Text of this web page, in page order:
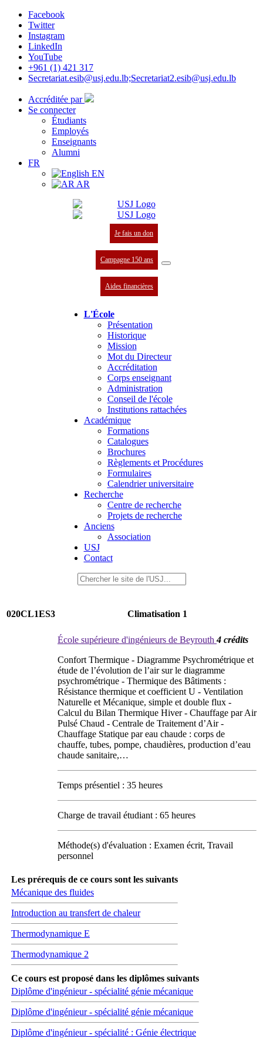
Facebook
Twitter
Instagram
LinkedIn
YouTube
+961 (1) 421 317
Secretariat.esib@usj.edu.lb;Secretariat2.esib@usj.edu.lb
Accréditée par
Se connecter
Étudiants
Employés
Enseignants
Alumni
FR
EN
AR
Je fais un don
Campagne 150 ans
Aides financières
L'École
Présentation
Historique
Mission
Mot du Directeur
Accréditation
Corps enseignant
Administration
Conseil de l'école
Institutions rattachées
Académique
Formations
Catalogues
Brochures
Règlements et Procédures
Formulaires
Calendrier universitaire
Recherche
Centre de recherche
Projets de recherche
Anciens
Association
USJ
Contact
020CL1ES3 Climatisation 1
École supérieure d'ingénieurs de Beyrouth4 crédits
Confort Thermique - Diagramme Psychrométrique et
étude de l’évolution de l’air sur le diagramme
psychrométrique - Thermique des Bâtiments :
Résistance thermique et coefficient U - Ventilation
Naturelle et Mécanique, simple et double flux -
Calcul du Bilan Thermique Hiver - Chauffage par Air
Pulsé Chaud - Centrale de Traitement d’Air -
Chauffage Statique par eau chaude : corps de
chauffe, tubes, pompe, chaudières, production d’eau
chaude sanitaire,…
Temps présentiel : 35 heures
Charge de travail étudiant : 65 heures
Méthode(s) d'évaluation : Examen écrit, Travail
personnel
Les prérequis de ce cours sont les suivants
Mécanique des fluides
Introduction au transfert de chaleur
Thermodynamique E
Thermodynamique 2
Ce cours est proposé dans les diplômes suivants
Diplôme d'ingénieur - spécialité génie mécanique
Diplôme d'ingénieur - spécialité génie mécanique
Diplôme d'ingénieur - spécialité : Génie électrique